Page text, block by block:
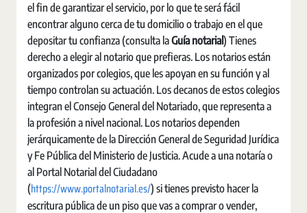
el fin de garantizar el servicio, por lo que te será fácil
encontrar alguno cerca de tu domicilio o trabajo en el que
depositar tu confianza (consulta laGuía notarial) Tienes
derecho a elegir al notario que prefieras. Los notarios están
organizados por colegios, que les apoyan en su función y al
tiempo controlan su actuación. Los decanos de estos colegios
integran el Consejo General del Notariado, que representa a
la profesión a nivel nacional. Los notarios dependen
jerárquicamente de la Dirección General de Seguridad Jurídica
y Fe Pública del Ministerio de Justicia. Acude a una notaría o
al Portal Notarial del Ciudadano
(https://www.portalnotarial.es/) si tienes previsto hacer la
escritura pública de un piso que vas a comprar o vender,